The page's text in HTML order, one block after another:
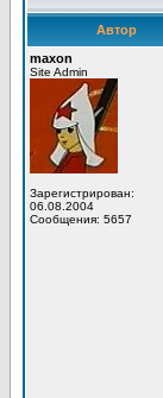
Автор
maxon
Site Admin
Зарегистрирован:
06.08.2004
Сообщения: 5657